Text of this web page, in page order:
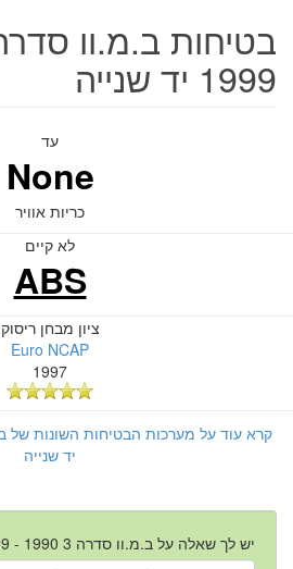
1999 יד שנייה
עד
None
כריות אוויר
לא קיים
ABS
ציון מבחן ריסוק
Euro NCAP
1997
יד שנייה
יש לך שאלה על ב.מ.וו סדרה 3 1990 - 1999 יד שנייה?